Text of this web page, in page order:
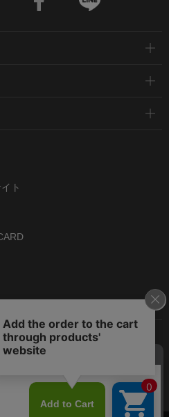
ト
ーズド・セレクトショップ